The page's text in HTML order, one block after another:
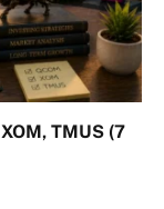
TMUS (7